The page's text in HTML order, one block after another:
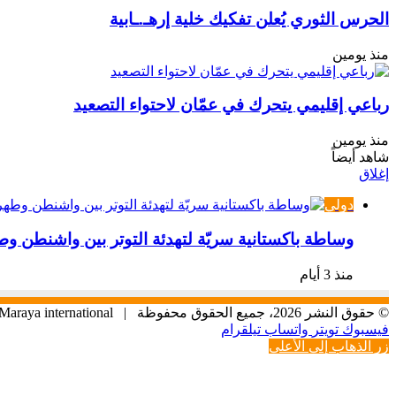
الحرس الثوري يُعلن تفكيك خلية إرهـ.ـابية
منذ يومين
رباعي إقليمي يتحرك في عمّان لاحتواء التصعيد
منذ يومين
شاهد أيضاً
إغلاق
دولي
وساطة باكستانية سريّة لتهدئة التوتر بين واشنطن
منذ 3 أيام
© حقوق النشر 2026، جميع الحقوق محفوظة |
international
فيسبوك تويتر واتساب تيلقرام
زر الذهاب إلى الأعلى